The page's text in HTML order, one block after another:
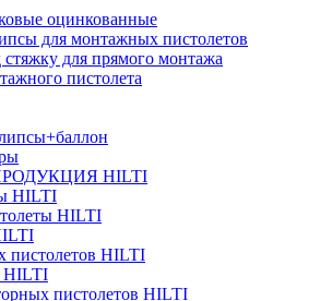
оцинкованные
для монтажных пистолетов
для прямого монтажа
пистолета
HILTI
HILTI
HILTI
пистолетов HILTI
HILTI
пистолетов HILTI